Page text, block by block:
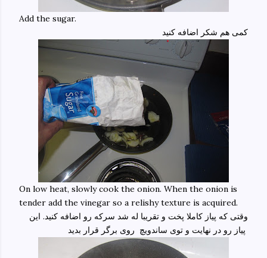
Add the sugar.
کمی هم شکر اضافه کنید
On low heat, slowly cook the onion. When the onion is
tender add the vinegar so a relishy texture is acquired.
وقتی که پیاز کاملا پخت و تقریبا له شد سرکه رو اضافه کنید. این